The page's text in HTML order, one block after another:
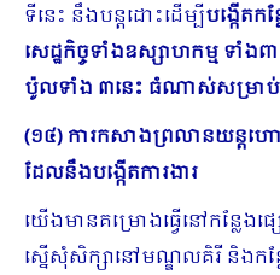
ទីនេះ នឹងបន្តដោះដើម្បីបង្កើត
សេដ្ឋកិច្ចទាំងឧស្សាហកម្ម ទាំង
ប៉ូលទាំង ៣នេះ ធំណាស់សម្រាប់
(១៤) ការកសាងព្រលានយន្តហ
ដែលនឹងបង្កើតការងារ
យើងមានគម្រោងធ្វើនៅកន្លែង
ស្នើសុំសិក្សានៅមណ្ឌលគិរី និងកន្ល